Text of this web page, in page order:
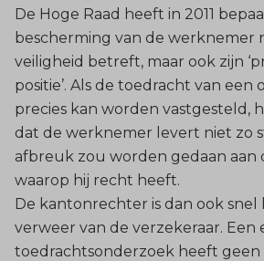
De Hoge Raad heeft in 2011
bescherming van de werknemer
veiligheid betreft, maar ook zijn
positie’. Als de toedracht van een
precies kan worden vastgesteld,
dat de werknemer levert niet zo
afbreuk zou worden gedaan aan
waarop hij recht heeft.
De kantonrechter is dan ook
verweer van de verzekeraar. Een
toedrachtsonderzoek heeft geen